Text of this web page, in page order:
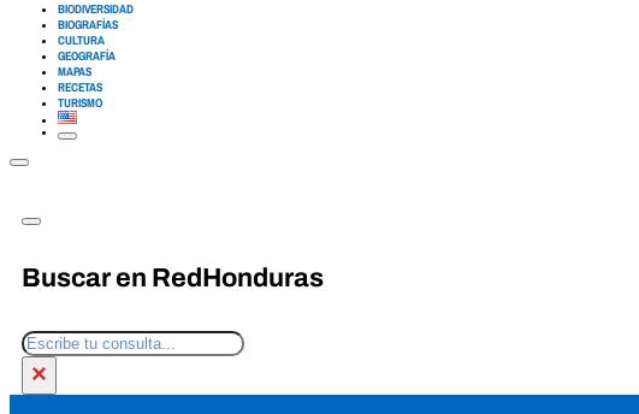
BIODIVERSIDAD
BIOGRAFÍAS
CULTURA
GEOGRAFÍA
MAPAS
RECETAS
TURISMO
Buscar en RedHonduras
Buscar
×